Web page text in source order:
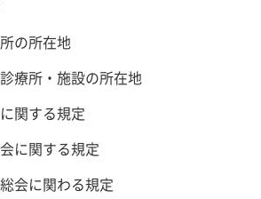
の所在地
療所・施設の所在地
関する規定
に関する規定
会に関わる規定